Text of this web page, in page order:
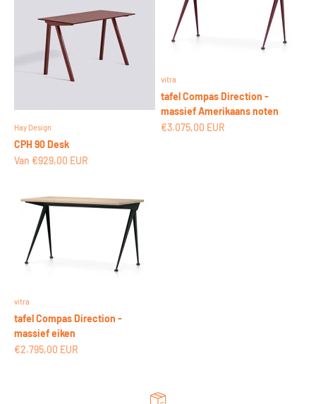
Hay Design
CPH 90 Desk
Aanbiedingsprijs
Van €929,00 EUR
vitra
tafel Compas Direction -
massief Amerikaans noten
Aanbiedingsprijs
€3.075,00 EUR
vitra
tafel Compas Direction -
massief eiken
Aanbiedingsprijs
€2.795,00 EUR